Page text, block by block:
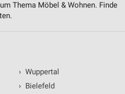
Thema Möbel & Wohnen. Finde
› Wuppertal
› Bielefeld